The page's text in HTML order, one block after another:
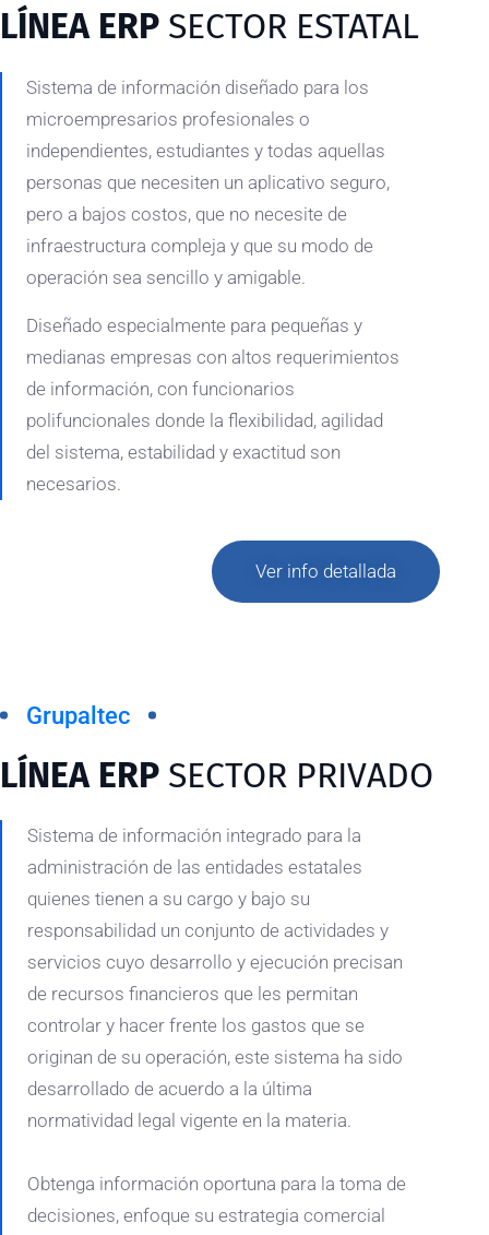
LÍNEA ERP SECTOR ESTATAL
Sistema de información diseñado para los
microempresarios profesionales o
independientes, estudiantes y todas aquellas
personas que necesiten un aplicativo seguro,
pero a bajos costos, que no necesite de
infraestructura compleja y que su modo de
operación sea sencillo y amigable.
Diseñado especialmente para pequeñas y
medianas empresas con altos requerimientos
de información, con funcionarios
polifuncionales donde la flexibilidad, agilidad
del sistema, estabilidad y exactitud son
necesarios.
Ver info detallada
Grupaltec
LÍNEA ERP SECTOR PRIVADO
Sistema de información integrado para la
administración de las entidades estatales
quienes tienen a su cargo y bajo su
responsabilidad un conjunto de actividades y
servicios cuyo desarrollo y ejecución precisan
de recursos financieros que les permitan
controlar y hacer frente los gastos que se
originan de su operación, este sistema ha sido
desarrollado de acuerdo a la última
normatividad legal vigente en la materia.
Obtenga información oportuna para la toma de
decisiones, enfoque su estrategia comercial